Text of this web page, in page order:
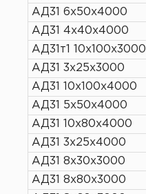
АД31 6х50х4000
АД31 4х40х4000
АД31т1 10х100х3000
АД31 3х25х3000
АД31 10х100х4000
АД31 5х50х4000
АД31 10х80х4000
АД31 3х25х4000
АД31 8х30х3000
АД31 8х80х3000